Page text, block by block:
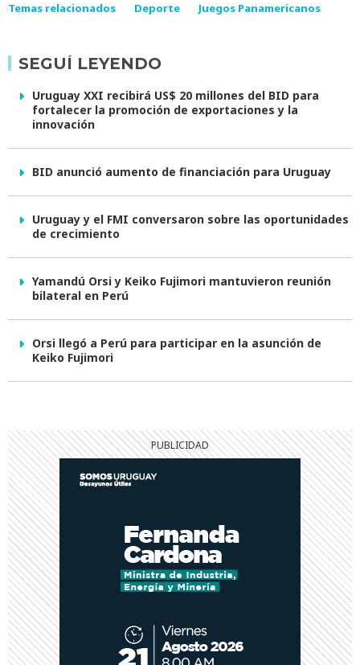
Temas relacionados Deporte Juegos Panamericanos
SEGUÍ LEYENDO
Uruguay XXI recibirá US$ 20 millones del BID para
fortalecer la promoción de exportaciones y la
innovación
BID anunció aumento de financiación para Uruguay
Uruguay y el FMI conversaron sobre las oportunidades
de crecimiento
Yamandú Orsi y Keiko Fujimori mantuvieron reunión
bilateral en Perú
Orsi llegó a Perú para participar en la asunción de
Keiko Fujimori